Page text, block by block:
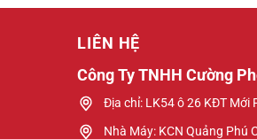
LIÊN HỆ
Công Ty TNHH Cường
Địa chỉ: LK54 ô 26 KĐT Mới
Nhà Máy: KCN Quảng Phú